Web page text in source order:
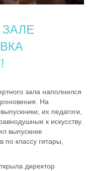
зала наполнился
На
их педагоги,
к искусству.
выпускник
по классу гитары,
директор